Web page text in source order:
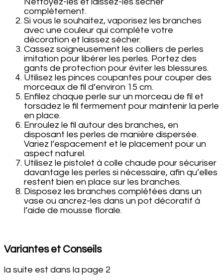
complètement.
Si vous le souhaitez, vaporisez les branches
avec une couleur qui complète votre
décoration et laissez sécher.
Cassez soigneusement les colliers de perles
imitation pour libérer les perles. Portez des
gants de protection pour éviter les blessures.
Utilisez les pinces coupantes pour couper des
morceaux de fil d’environ 15 cm.
Enfilez chaque perle sur un morceau de fil et
torsadez le fil fermement pour maintenir la perle
en place.
Enroulez le fil autour des branches, en
disposant les perles de manière dispersée.
Variez l’espacement et le placement pour un
aspect naturel.
Utilisez le pistolet à colle chaude pour sécuriser
davantage les perles si nécessaire, afin qu’elles
restent bien en place sur les branches.
Disposez les branches complétées dans un
vase ou ancrez-les dans un pot décoratif à
l’aide de mousse florale.
Variantes et Conseils
la suite est dans la page 2